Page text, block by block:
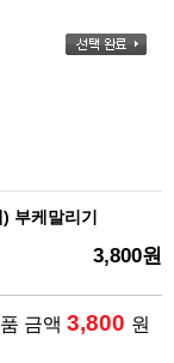
부케말리기
3,800원
금액 3,800 원